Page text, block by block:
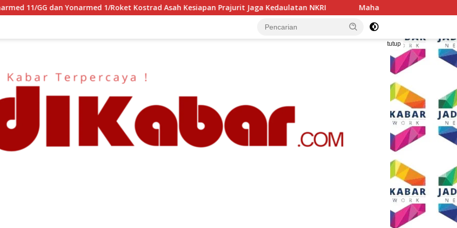
Kostrad Asah Kesiapan Prajurit Jaga Kedaulatan NKRI Mahasiswa Teknik Mesin ITN Malang Raih Predikat The
tutup